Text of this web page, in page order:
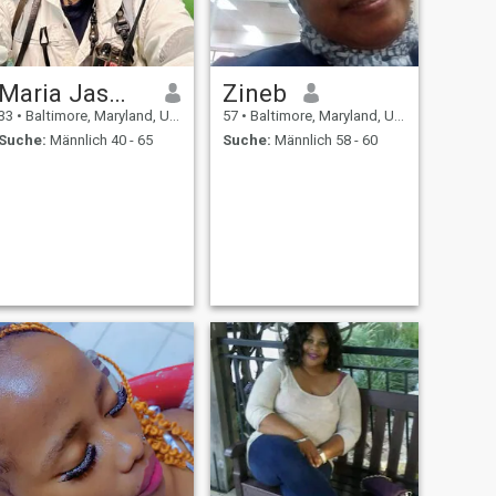
Maria Jasmine
• Baltimore, Maryland, USA
Suche: Männlich 40 - 65
Zineb
57 • Baltimore, Maryland, USA
Suche: Männlich 58 - 60